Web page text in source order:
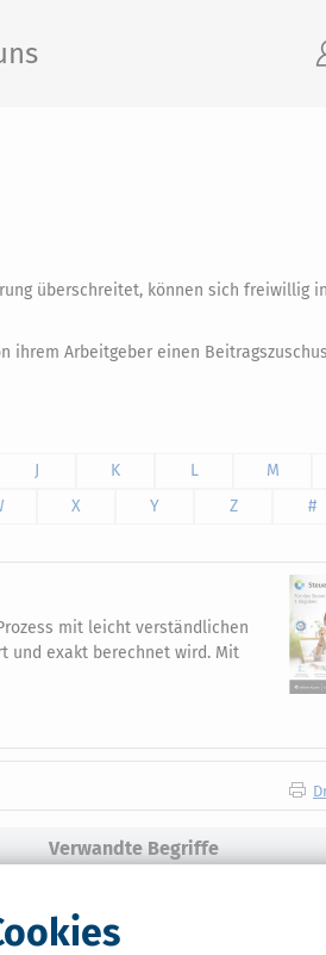
überschreitet, können sich freiwillig
ihrem Arbeitgeber einen
J K L M
X Y Z #
mit leicht verständlichen
und exakt berechnet wird. Mit
Verwandte Begriffe
Sonderausgaben
Versicherung